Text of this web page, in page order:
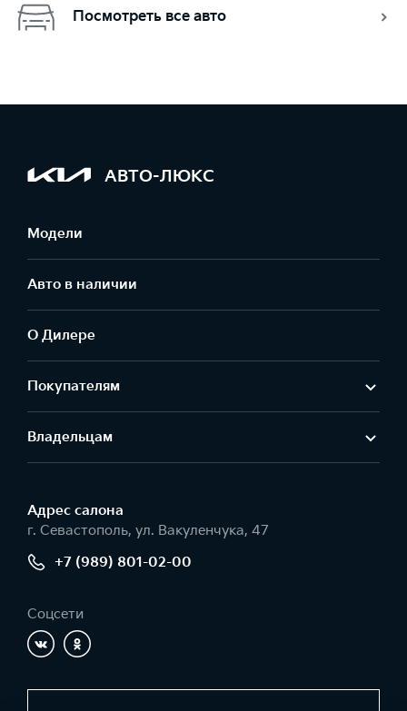
Посмотреть все авто
АВТО-ЛЮКС
Модели
Авто в наличии
О Дилере
Покупателям
Владельцам
Адрес салонa
г. Севастополь, ул. Вакуленчука, 47
+7 (989) 801-02-00
Соцсети